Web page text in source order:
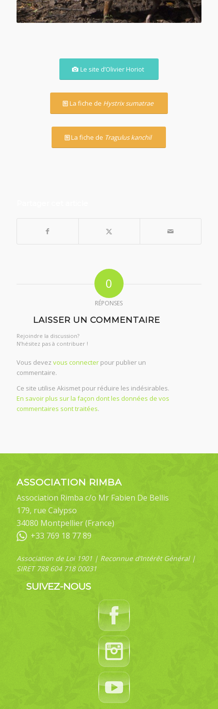
Le site d’Olivier Horiot
La fiche de Hystrix sumatrae
La fiche de Tragulus kanchil
0
RÉPONSES
LAISSER UN COMMENTAIRE
Rejoindre la discussion?
N’hésitez pas à contribuer !
Vous devez vous connecterpour publier un
commentaire.
Ce site utilise Akismet pour réduire les indésirables.
En savoir plus sur la façon dont les données de vos
commentaires sont traitées.
ASSOCIATION RIMBA
Association Rimba c/o Mr Fabien De Bellis
179, rue Calypso
34080 Montpellier (France)
+33 769 18 77 89
Association de Loi 1901 | Reconnue d’Intérêt Général |
SIRET 788 604 718 00031
SUIVEZ-NOUS